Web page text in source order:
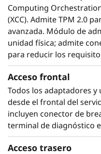
La refrigeración
SD665 V3 mantiene
temperatura sin
gran cantidad de
implantado
estimado hasta
costes de energía
hardware y el
sistema se
forma
Computing
(XCC). Admite TPM 2.0
avanzada. Módulo de
unidad física; admite
para reducir los
Acceso frontal
Todos los adaptadores y
desde el frontal del
incluyen conector de
terminal de diagnóstico
Acceso trasero